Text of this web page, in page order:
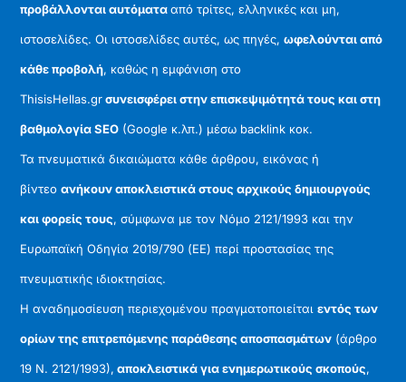
προβάλλονται αυτόματααπό τρίτες, ελληνικές και μη,
ιστοσελίδες. Οι ιστοσελίδες αυτές, ως πηγές,ωφελούνται από
κάθε προβολή, καθώς η εμφάνιση στο
ThisisHellas.grσυνεισφέρει στην επισκεψιμότητά τους και στη
βαθμολογία SEO (Google κ.λπ.) μέσω backlink κοκ.
Τα πνευματικά δικαιώματα κάθε άρθρου, εικόνας ή
βίντεοανήκουν αποκλειστικά στους αρχικούς δημιουργούς
και φορείς τους, σύμφωνα με τον Νόμο 2121/1993 και την
Ευρωπαϊκή Οδηγία 2019/790 (ΕΕ) περί προστασίας της
πνευματικής ιδιοκτησίας.
Η αναδημοσίευση περιεχομένου πραγματοποιείταιεντός των
ορίων της επιτρεπόμενης παράθεσης αποσπασμάτων (άρθρο
19 Ν. 2121/1993), αποκλειστικά για ενημερωτικούς σκοπούς,